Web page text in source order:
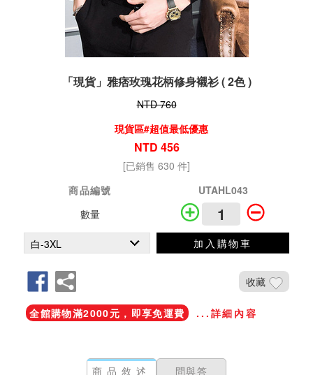
「現貨」雅痞玫瑰花柄修身襯衫 ( 2色 )
NTD 760
現貨區#超值最低優惠
NTD 456
[已銷售 630 件]
商品編號
UTAHL043
數量
加入購物車
收藏
全館購物滿2000元，即享免運費 ...詳細內容
商品敘述 問與答